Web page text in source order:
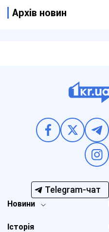
Архів новин
Telegram-чат
Новини
Історія